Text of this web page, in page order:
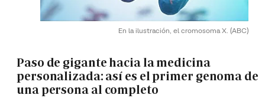
En la ilustración, el cromosoma X. (ABC)
Paso de gigante hacia la medicina
personalizada: así es el primer genoma de
una persona al completo